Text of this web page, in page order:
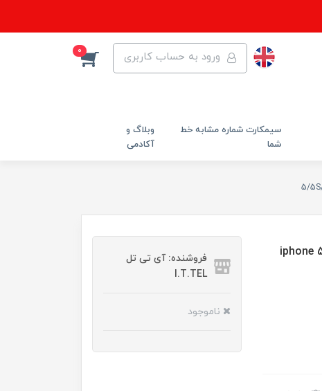
ورود به حساب کاربری 0
سیمکارت شماره مشابه خط
شما
وبلاگ و
آکادمی
فروشنده: آی تی تل
I.T.TEL
ناموجود